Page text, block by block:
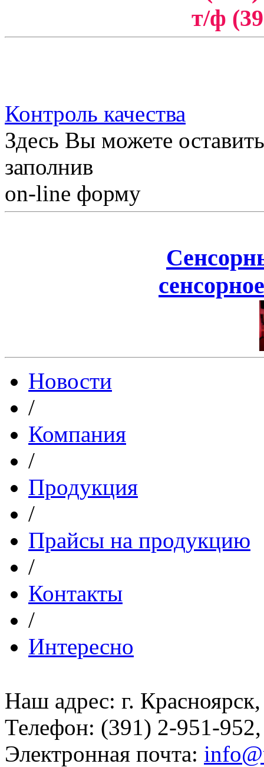
т/ф
Контроль качества
Здесь Вы можете
заполнив
on-line форму
Новости
/
Компания
/
Продукция
/
Прайсы на продукцию
/
Контакты
/
Интересно
Наш адрес: г.
Телефон: (391) 2-951-
Электронная почта: